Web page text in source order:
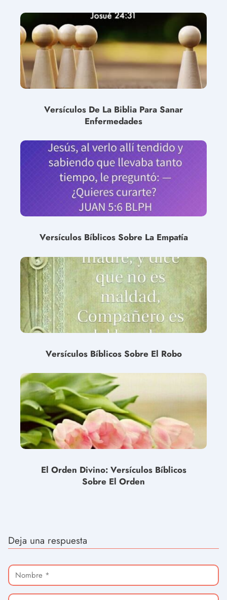
Versículos De La Biblia Para Sanar
Enfermedades
Versículos Bíblicos Sobre La Empatía
Versículos Bíblicos Sobre El Robo
El Orden Divino: Versículos Bíblicos
Sobre El Orden
Deja una respuesta